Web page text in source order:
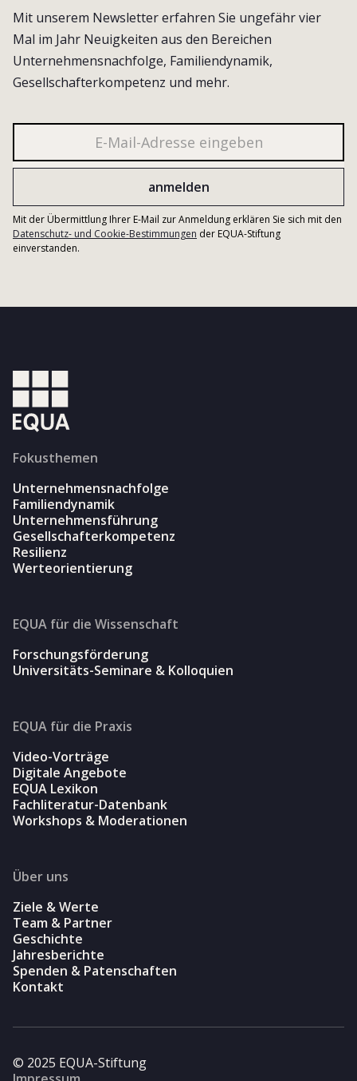
Mit unserem Newsletter erfahren Sie ungefähr vier
Mal im Jahr Neuigkeiten aus den Bereichen
Unternehmensnachfolge, Familiendynamik,
Gesellschafterkompetenz und mehr.
Mit der Übermittlung Ihrer E-Mail zur Anmeldung erklären Sie sich mit den
Datenschutz- und Cookie-Bestimmungen der EQUA-Stiftung
einverstanden.
Fokusthemen
Unternehmensnachfolge
Familiendynamik
Unternehmensführung
Gesellschafterkompetenz
Resilienz
Werteorientierung
EQUA für die Wissenschaft
Forschungsförderung
Universitäts-Seminare & Kolloquien
EQUA für die Praxis
Video-Vorträge
Digitale Angebote
EQUA Lexikon
Fachliteratur-Datenbank
Workshops & Moderationen
Über uns
Ziele & Werte
Team & Partner
Geschichte
Jahresberichte
Spenden & Patenschaften
Kontakt
© 2025 EQUA-Stiftung